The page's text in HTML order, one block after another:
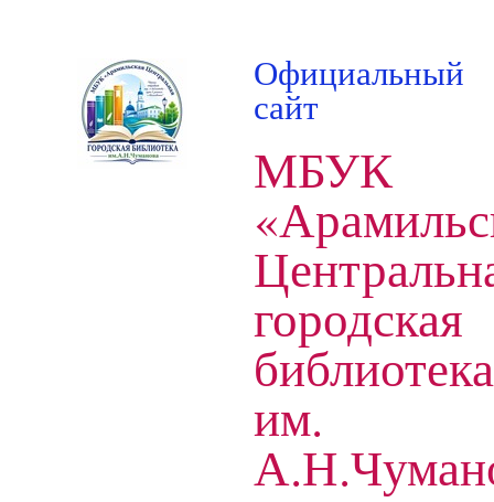
Официальный
сайт
МБУК
городская
библиотека
им.